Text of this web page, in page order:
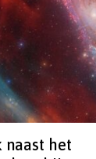
naast het